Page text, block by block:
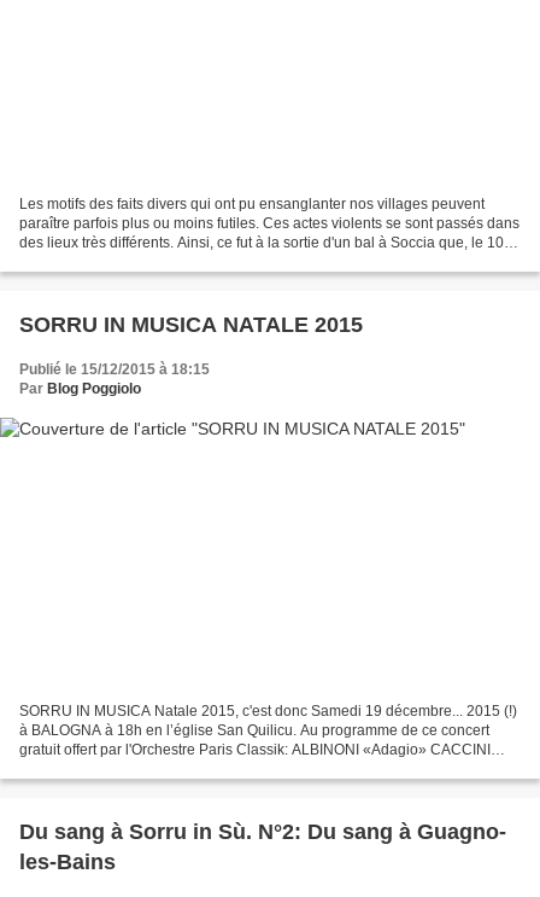
Les motifs des faits divers qui ont pu ensanglanter nos villages peuvent
paraître parfois plus ou moins futiles. Ces actes violents se sont passés dans
des lieux très différents. Ainsi, ce fut à la sortie d'un bal à Soccia que, le 10
SORRU IN MUSICA NATALE 2015
Publié le 15/12/2015 à 18:15
Par Blog Poggiolo
SORRU IN MUSICA Natale 2015, c'est donc Samedi 19 décembre... 2015 (!)
à BALOGNA à 18h en l’église San Quilicu. Au programme de ce concert
gratuit offert par l'Orchestre Paris Classik: ALBINONI «Adagio» CACCINI
Du sang à Sorru in Sù. N°2: Du sang à Guagno-
les-Bains